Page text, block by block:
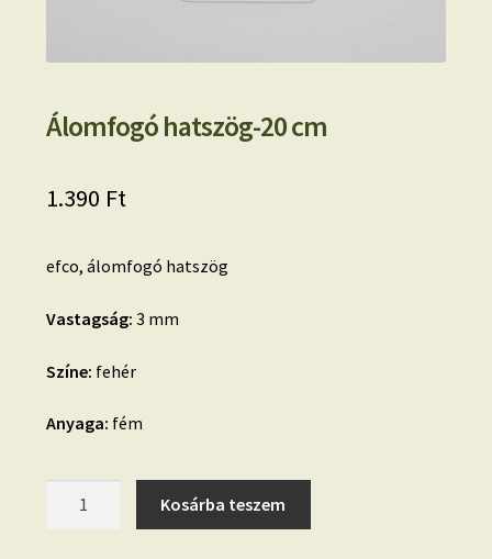
Álomfogó hatszög-20 cm
1.390 Ft
efco, álomfogó hatszög
Vastagság: 3 mm
Színe: fehér
Anyaga: fém
Kosárba teszem